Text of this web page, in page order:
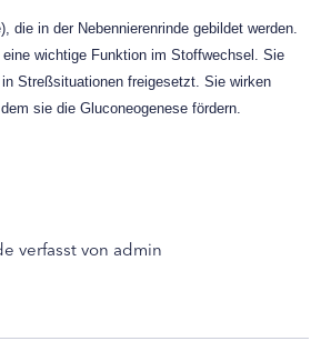
die in der Nebennierenrinde gebildet werden.
wichtige Funktion im Stoffwechsel. Sie
Streßsituationen freigesetzt. Sie wirken
sie die Gluconeogenese fördern.
verfasst von admin